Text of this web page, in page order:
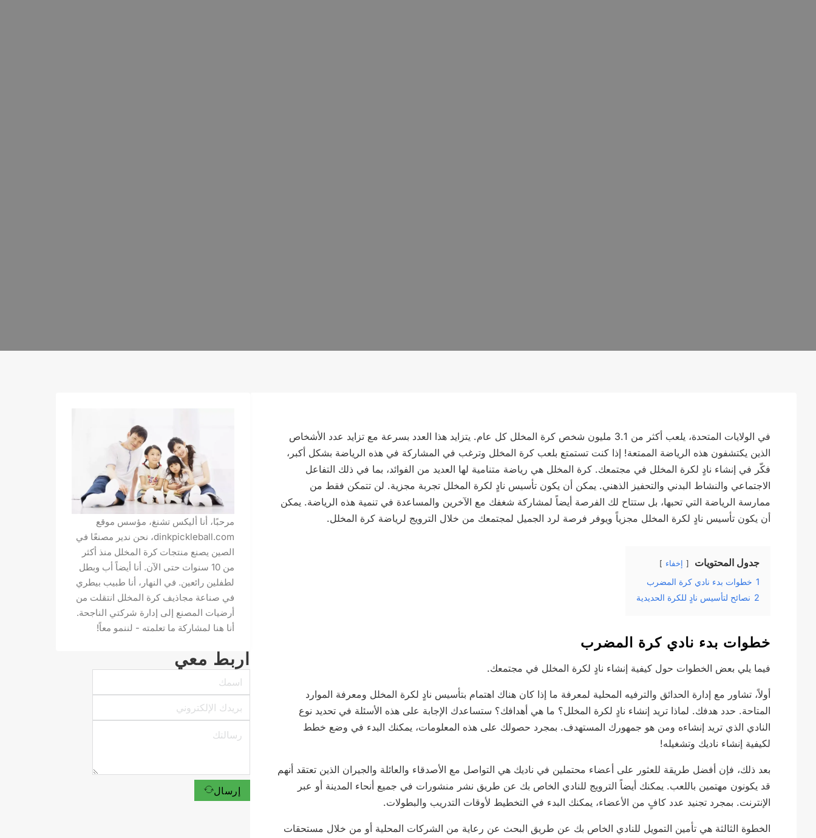
في الولايات المتحدة، يلعب أكثر من 3.1 مليون شخص كرة المخلل كل عام. يتزايد هذا العدد بسرعة مع تزايد عدد الأشخاص
الذين يكتشفون هذه الرياضة الممتعة! إذا كنت تستمتع بلعب كرة المخلل وترغب في المشاركة في هذه الرياضة بشكل أكبر،
فكّر في إنشاء نادٍ لكرة المخلل في مجتمعك. كرة المخلل هي رياضة متنامية لها العديد من الفوائد، بما في ذلك التفاعل
الاجتماعي والنشاط البدني والتحفيز الذهني. يمكن أن يكون تأسيس نادٍ لكرة المخلل تجربة مجزية. لن تتمكن فقط من
ممارسة الرياضة التي تحبها، بل ستتاح لك الفرصة أيضاً لمشاركة شغفك مع الآخرين والمساعدة في تنمية هذه الرياضة. يمكن
أن يكون تأسيس نادٍ لكرة المخلل مجزياً ويوفر فرصة لرد الجميل لمجتمعك من خلال الترويج لرياضة كرة المخلل.
جدول المحتويات إخفاء
1 خطوات بدء نادي كرة المضرب
2 نصائح لتأسيس نادٍ للكرة الحديدية
خطوات بدء نادي كرة المضرب
فيما يلي بعض الخطوات حول كيفية إنشاء نادٍ لكرة المخلل في مجتمعك.
أولاً، تشاور مع إدارة الحدائق والترفيه المحلية لمعرفة ما إذا كان هناك اهتمام بتأسيس نادٍ لكرة المخلل ومعرفة الموارد
المتاحة. حدد هدفك. لماذا تريد إنشاء نادٍ لكرة المخلل؟ ما هي أهدافك؟ ستساعدك الإجابة على هذه الأسئلة في تحديد نوع
النادي الذي تريد إنشاءه ومن هو جمهورك المستهدف. بمجرد حصولك على هذه المعلومات، يمكنك البدء في وضع خطط
لكيفية إنشاء ناديك وتشغيله!
بعد ذلك، فإن أفضل طريقة للعثور على أعضاء محتملين في ناديك هي التواصل مع الأصدقاء والعائلة والجيران الذين تعتقد أنهم
قد يكونون مهتمين باللعب. يمكنك أيضاً الترويج للنادي الخاص بك عن طريق نشر منشورات في جميع أنحاء المدينة أو عبر
الإنترنت. بمجرد تجنيد عدد كافٍ من الأعضاء، يمكنك البدء في التخطيط لأوقات التدريب والبطولات.
الخطوة الثالثة هي تأمين التمويل للنادي الخاص بك عن طريق البحث عن رعاية من الشركات المحلية أو من خلال مستحقات
مرحبًا، أنا أليكس تشنغ، مؤسس موقع
dinkpickleball.com، نحن ندير مصنعًا في
الصين يصنع منتجات كرة المخلل منذ أكثر
من 10 سنوات حتى الآن. أنا أيضاً أب وبطل
لطفلين رائعين. في النهار، أنا طبيب بيطري
في صناعة مجاذيف كرة المخلل انتقلت من
أرضيات المصنع إلى إدارة شركتي الناجحة.
أنا هنا لمشاركة ما تعلمته - لننمو معاً!
اربط معي
إرسال